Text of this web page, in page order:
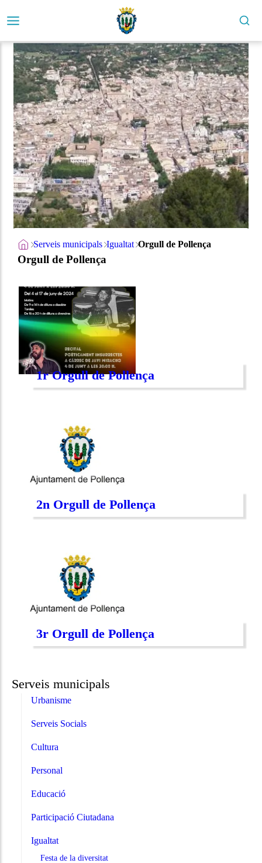
Serveis municipals Igualtat Orgull de Pollença
Orgull de Pollença
Serveis municipals
Urbanisme
Serveis Socials
Cultura
Personal
Educació
Participació Ciutadana
Igualtat
Festa de la diversitat
1r Orgull de Pollença
2n Orgull de Pollença
3r Orgull de Pollença